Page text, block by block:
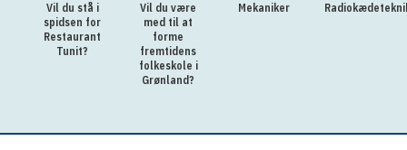
Vil du stå i
spidsen for
Restaurant
Tunit?
Vil du være
med til at
forme
fremtidens
folkeskole i
Grønland?
Mekaniker